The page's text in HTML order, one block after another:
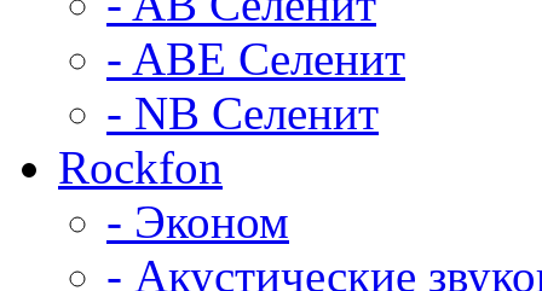
- ABE Селенит
- NB Селенит
Rockfon
- Эконом
- Акустические